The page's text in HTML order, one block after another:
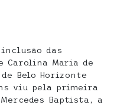
das
Carolina Maria de
Belo Horizonte
viu pela primeira
Baptista, a